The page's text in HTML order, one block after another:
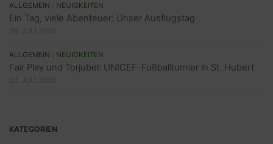
ALLGEMEIN NEUIGKEITEN
Ein Tag, viele Abenteuer: Unser Ausflugstag
ALLGEMEIN NEUIGKEITEN
Fair Play und Torjubel: UNICEF-Fußballturnier in St. Hubert
KATEGORIEN